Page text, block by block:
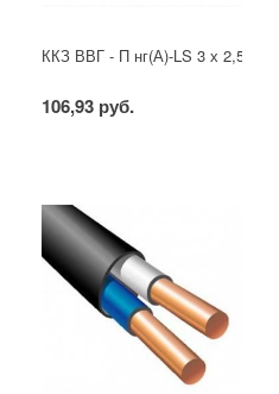
ККЗ ВВГ - П нг(А)-LS 3 х 2,5 ГОСТ
106,93 руб.